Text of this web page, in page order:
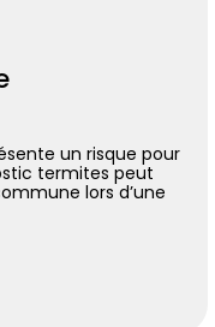
un risque pour
termites peut
lors d’une